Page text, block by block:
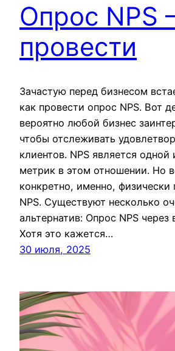
Опрос NPS
провести
Зачастую перед бизнесом
как провести опрос NPS. Вот
вероятно любой бизнес
чтобы отслеживать
клиентов. NPS является одной
метрик в этом отношении. Но
конкретно, именно, физически
NPS. Существуют несколько
альтернатив: Опрос NPS через
Хотя это кажется…
30 июля, 2025